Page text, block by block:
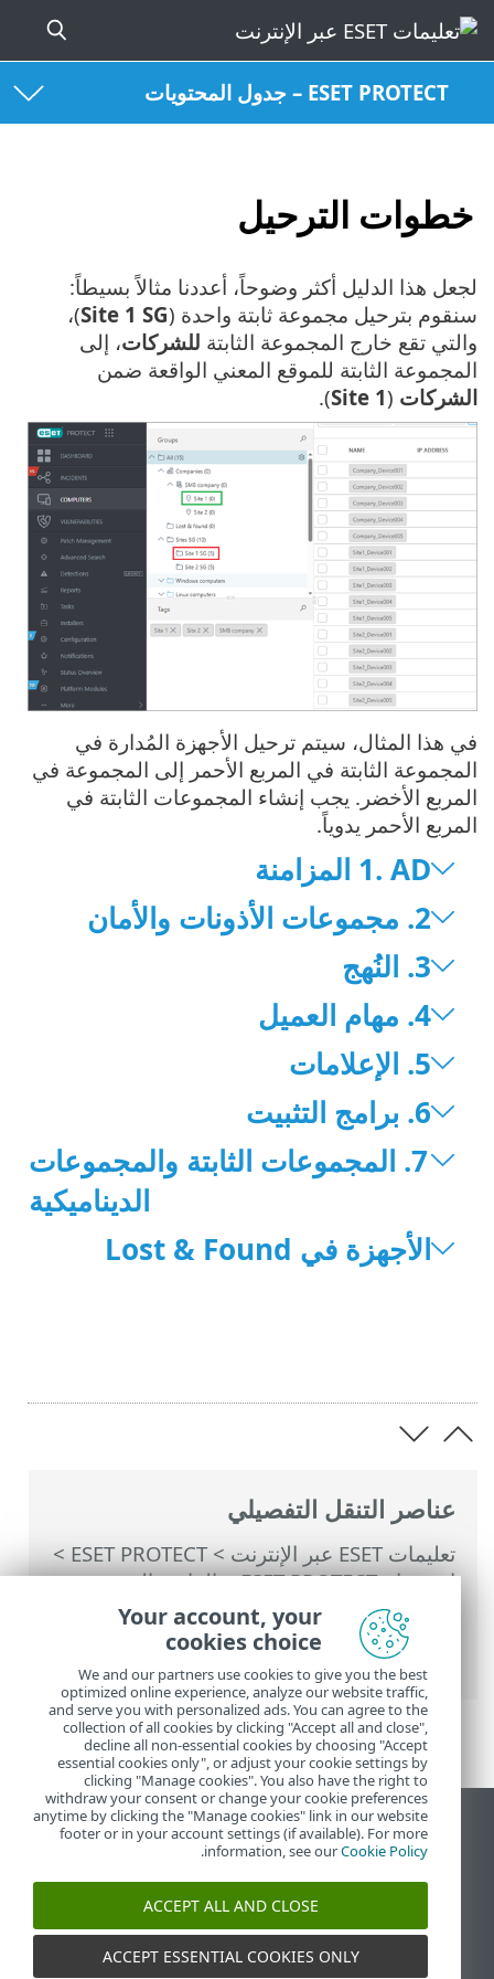
ESET PROTECT – جدول المحتويات
خطوات الترحيل
عناصر التنقل التفصيلي
تعليمات ESET عبر الإنترنت >
ESET PROTECT
>
استخدام ‎ESET PROTECT
>القائمة الرئيسية
ESET PROTECT
>أجهزة الكمبيوتر>
المجموعات
ترحيل الأجهزة إلى شجرة
الشركات> خطوات الترحيل
لجعل هذا الدليل أكثر وضوحاً، أعددنا مثالاً بسيطاً:
سنقوم بترحيل مجموعة ثابتة واحدة (Site 1 SG)،
والتي تقع خارج المجموعة الثابتة للشركات، إلى
المجموعة الثابتة للموقع المعني الواقعة ضمن
الشركات (
Site 1
).
في هذا المثال، سيتم ترحيل الأجهزة المُدارة في
المجموعة الثابتة في المربع الأحمر إلى المجموعة في
المربع الأخضر. يجب إنشاء المجموعات الثابتة في
المربع الأحمر يدوياً.
‎1. AD المزامنة
‎2. مجموعات الأذونات والأمان
‎3. النُهج
‎4. مهام العميل
5. الإعلامات
6. برامج التثبيت
7. المجموعات الثابتة والمجموعات
الديناميكية
الأجهزة في Lost & Found
عرض موقع سطح المكتب
End of Life
قاعدة معارف ESET
ESET Status Portal
الدعم الإقليمي
Your account, your
cookies choice
We and our partners use cookies to give you the best
optimized online experience, analyze our website traffic,
and serve you with personalized ads. You can agree to the
collection of all cookies by clicking "Accept all and close",
decline all non-essential cookies by choosing "Accept
essential cookies only", or adjust your cookie settings by
clicking "Manage cookies". You also have the right to
withdraw your consent or change your cookie preferences
anytime by clicking the "Manage cookies" link in our website
footer or in your account settings (if available). For more
information, see ourCookie Policy
.
ACCEPT ALL AND CLOSE
ACCEPT ESSENTIAL COOKIES ONLY